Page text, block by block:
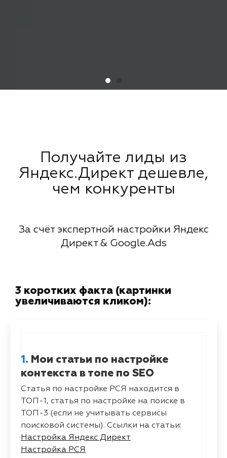
Получайте лиды из
Яндекс.Директ дешевле,
чем конкуренты
За счёт экспертной настройки Яндекс
Директ & Google.Ads
3 коротких факта (картинки
увеличиваются кликом):
1. Мои статьи по настройке
контекста в топе по SEO
Статья по настройке РСЯ находится в
ТОП-1, статья по настройке на поиске в
ТОП-3 (если не учитывать сервисы
поисковой системы). Ссылки на статьи:
Настройка Яндекс Директ
Настройка РСЯ